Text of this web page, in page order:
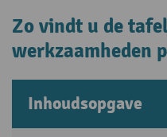
Zo vindt u de
werkzaamheden
Inhoudsopgave